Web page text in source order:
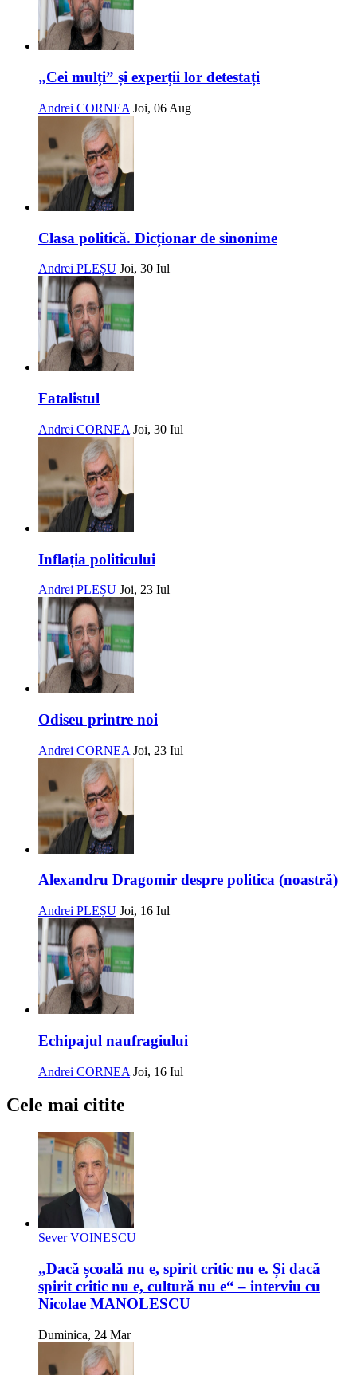
„Cei mulți” și experții lor detestați
Andrei CORNEA Joi, 06 Aug
Clasa politică. Dicționar de sinonime
Andrei PLEȘU Joi, 30 Iul
Fatalistul
Andrei CORNEA Joi, 30 Iul
Inflația politicului
Andrei PLEȘU Joi, 23 Iul
Odiseu printre noi
Andrei CORNEA Joi, 23 Iul
Alexandru Dragomir despre politica (noastră)
Andrei PLEȘU Joi, 16 Iul
Echipajul naufragiului
Andrei CORNEA Joi, 16 Iul
Cele mai citite
Sever VOINESCU
„Dacă școală nu e, spirit critic nu e. Și dacă
spirit critic nu e, cultură nu e“ – interviu cu
Nicolae MANOLESCU
Duminica, 24 Mar